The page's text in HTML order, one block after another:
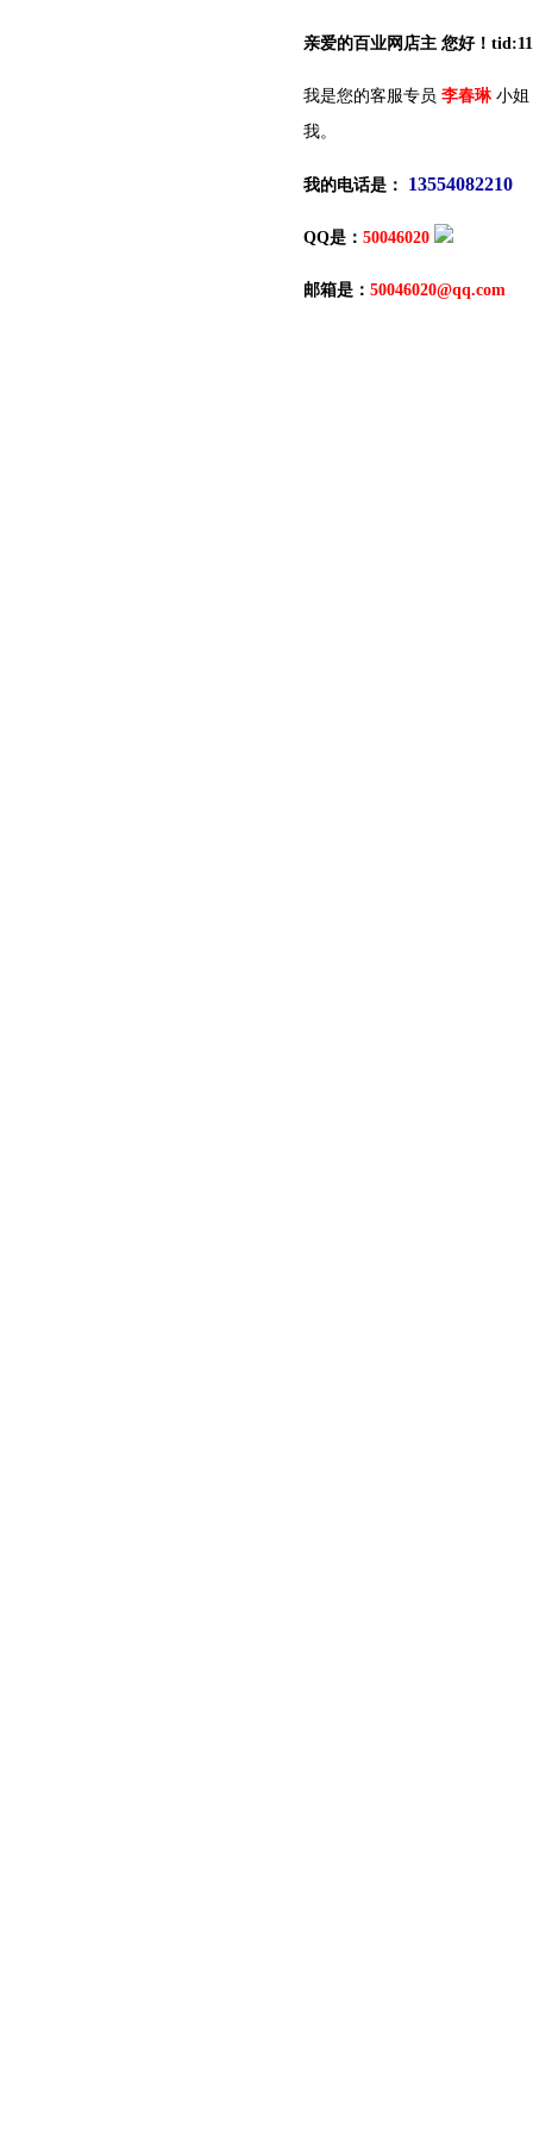
亲爱的百业网店主 您好！
我是您的客服专员 李春琳 小姐
我。
我的电话是： 13554082210
QQ是： 50046020
邮箱是： 50046020@qq.com